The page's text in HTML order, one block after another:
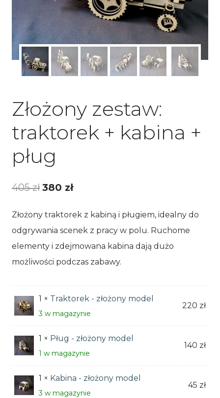
Złożony zestaw:
traktorek + kabina +
pług
405zł Pierwotna
wynosiła:
405 zł.
380 złAktualna
wynosi:
380 zł.
Złożony traktorek z kabiną i pługiem, idealny do
odgrywania scenek z pracy w polu. Ruchome
elementy i zdejmowana kabina dają dużo
możliwości podczas zabawy.
1 × Traktorek - złożony model
3 w magazynie
220 zł
1 × Pług - złożony model
1 w magazynie
140 zł
1 × Kabina - złożony model
3 w magazynie
45 zł